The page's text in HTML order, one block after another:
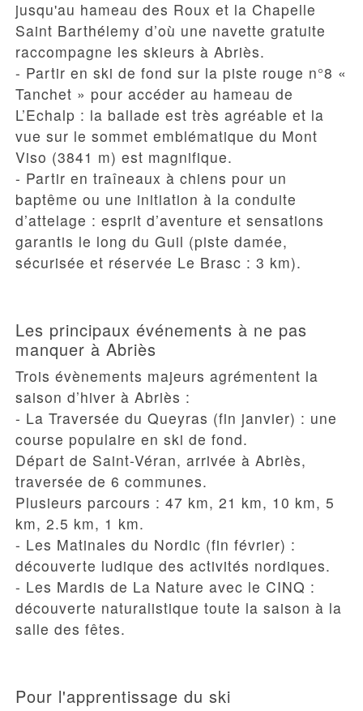
jusqu'au hameau des Roux et la Chapelle
Saint Barthélemy d’où une navette gratuite
raccompagne les skieurs à Abriès.
- Partir en ski de fond sur la piste rouge n°8 «
Tanchet » pour accéder au hameau de
L’Echalp : la ballade est très agréable et la
vue sur le sommet emblématique du Mont
Viso (3841 m) est magnifique.
- Partir en traîneaux à chiens pour un
baptême ou une initiation à la conduite
d’attelage : esprit d’aventure et sensations
garantis le long du Guil (piste damée,
sécurisée et réservée Le Brasc : 3 km).
Les principaux événements à ne pas
manquer à Abriès
Trois évènements majeurs agrémentent la
saison d’hiver à Abriès :
- La Traversée du Queyras (fin janvier) : une
course populaire en ski de fond.
Départ de Saint-Véran, arrivée à Abriès,
traversée de 6 communes.
Plusieurs parcours : 47 km, 21 km, 10 km, 5
km, 2.5 km, 1 km.
- Les Matinales du Nordic (fin février) :
découverte ludique des activités nordiques.
- Les Mardis de La Nature avec le CINQ :
découverte naturalistique toute la saison à la
salle des fêtes.
Pour l'apprentissage du ski